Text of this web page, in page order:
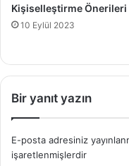
Kişiselleştirme Önerileri
10 Eylül 2023
Bir yanıt yazın
E-posta adresiniz
işaretlenmişlerdir